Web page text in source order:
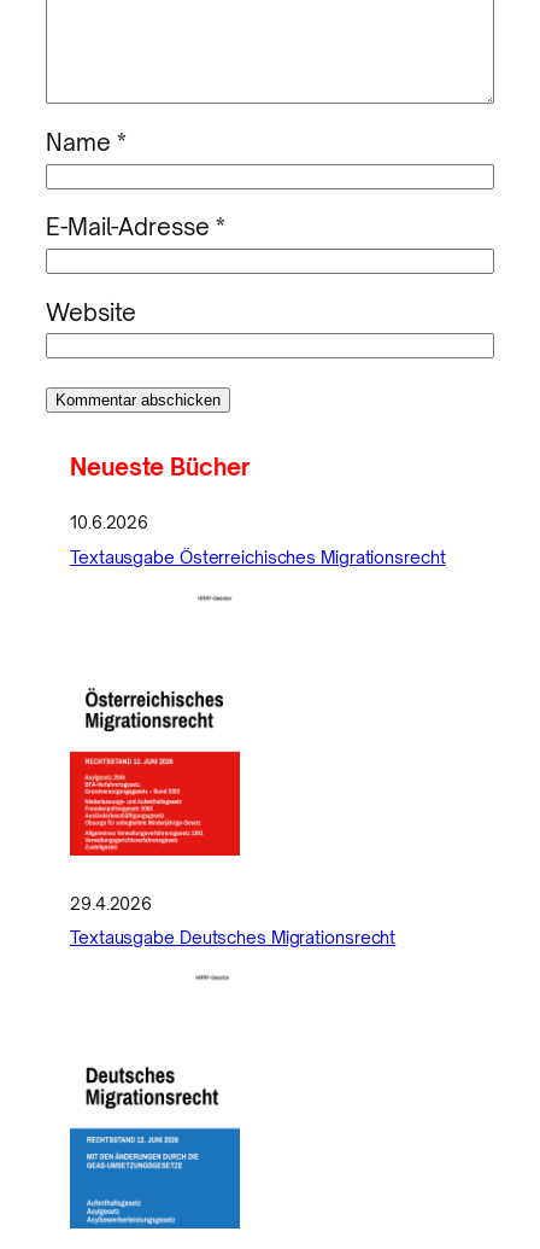
Name *
E-Mail-Adresse *
Website
Neueste Bücher
10.6.2026
Textausgabe Österreichisches Migrationsrecht
29.4.2026
Textausgabe Deutsches Migrationsrecht